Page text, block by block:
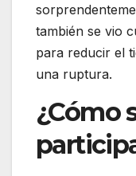
también se vio
para reducir el
una ruptura.
¿Cómo